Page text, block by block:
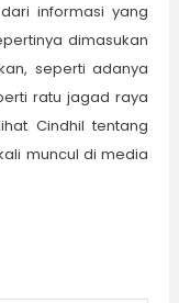
informasi yang
dimasukan
seperti adanya
ratu jagad raya
Cindhil tentang
muncul di media